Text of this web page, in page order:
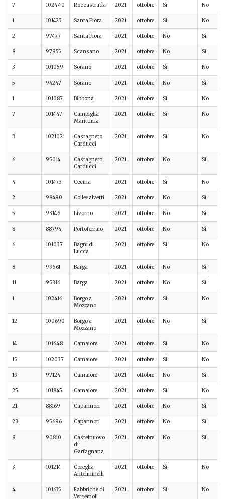
7 102440 Roccastrada 2021 ottobre Sì No
1 101425 Santa Fiora 2021 ottobre Sì No
2 97477 Santa Fiora 2021 ottobre No Sì
8 97955 Scansano 2021 ottobre No Sì
3 101059 Sorano 2021 ottobre Sì No
5 94247 Sorano 2021 ottobre No Sì
1 101087 Bibbona 2021 ottobre Sì No
7 101447
Campiglia
Marittima
2021 ottobre Sì No
3 102102
Castagneto
Carducci
2021 ottobre Sì No
6 95014
Castagneto
Carducci
2021 ottobre No Sì
4 101473 Cecina 2021 ottobre Sì No
2 98490 Collesalvetti 2021 ottobre No Sì
5 93146 Livorno 2021 ottobre No Sì
8 88794 Portoferraio 2021 ottobre No Sì
6 101037
Bagni di
Lucca
2021 ottobre Sì No
8 99561 Barga 2021 ottobre No Sì
11 95316 Barga 2021 ottobre No Sì
1 102416
Borgo a
Mozzano
2021 ottobre Sì No
12 100690
Borgo a
Mozzano
2021 ottobre No Sì
14 101648 Camaiore 2021 ottobre Sì No
15 102037 Camaiore 2021 ottobre Sì No
19 97124 Camaiore 2021 ottobre No Sì
25 101845 Camaiore 2021 ottobre Sì No
21 88169 Capannori 2021 ottobre No Sì
23 95696 Capannori 2021 ottobre No Sì
9 90810
Castelnuovo
di
Garfagnana
2021 ottobre No Sì
3 101214
Coreglia
Antelminelli
2021 ottobre Sì No
4 101635
Fabbriche di
Vergemoli
2021 ottobre Sì No